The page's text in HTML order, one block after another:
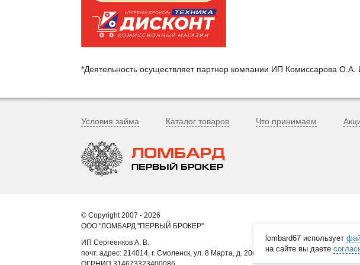
*Деятельность осуществляет партнер компании ИП Комиссарова
lombard67 использует
на сайте вы даете
Условия займа Каталог товаров Что принимаем
ЛОМБАРД
ПЕРВЫЙ БРОКЕР
© Copyright 2007 - 2026
ООО "ЛОМБАРД "ПЕРВЫЙ БРОКЕР"
ИП Сергеенков А. В.
почт. адрес: 214014, г. Смоленск, ул. 8 Марта, д. 20б, кв. 33